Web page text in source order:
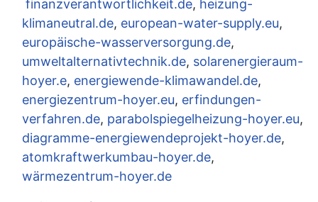
finanzverantwortlichkeit.de, heizung-
klimaneutral.de, european-water-supply.eu,
europäische-wasserversorgung.de,
umweltalternativtechnik.de, solarenergieraum-
hoyer.e, energiewende-klimawandel.de,
energiezentrum-hoyer.eu, erfindungen-
verfahren.de, parabolspiegelheizung-hoyer.eu,
diagramme-energiewendeprojekt-hoyer.de,
atomkraftwerkumbau-hoyer.de,
wärmezentrum-hoyer.de